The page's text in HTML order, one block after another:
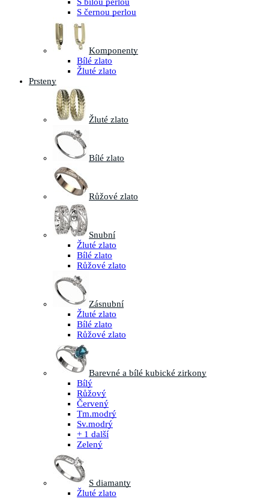
S černou perlou
Komponenty
Bílé zlato
Žluté zlato
Prsteny
Žluté zlato
Bílé zlato
Růžové zlato
Snubní
Žluté zlato
Bílé zlato
Růžové zlato
Zásnubní
Žluté zlato
Bílé zlato
Růžové zlato
Barevné a bílé kubické zirkony
Bílý
Růžový
Červený
Tm.modrý
Sv.modrý
+ 1 další
Zelený
S diamanty
Žluté zlato